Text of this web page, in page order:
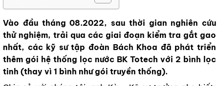
Vào đầu tháng 08.2022, sau thời gian nghiên cứu
thử nghiệm, trải qua các giai đoạn kiểm tra gắt gao
nhất, các kỹ sư tập đoàn Bách Khoa đã phát triển
thêm gói hệ thống lọc nước BK Totech với 2 bình lọc
tinh (thay vì 1 bình như gói truyền thống).